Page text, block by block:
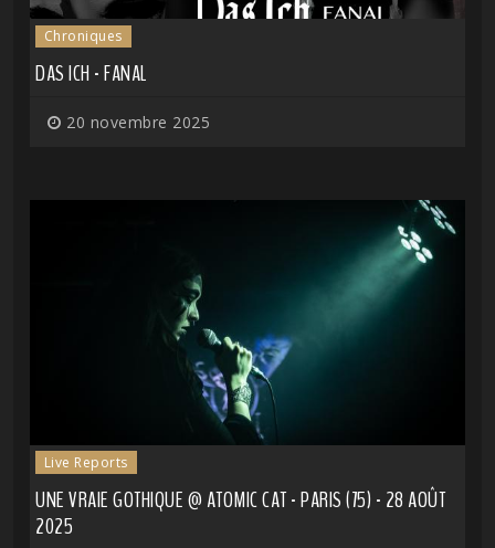
Chroniques
DAS ICH - FANAL
20 novembre 2025
Live Reports
UNE VRAIE GOTHIQUE @ ATOMIC CAT - PARIS (75) - 28 AOÛT
2025